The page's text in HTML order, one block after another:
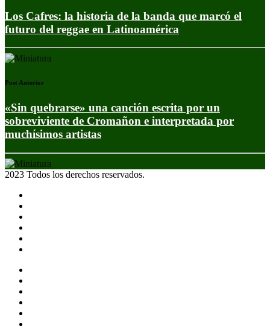
Los Cafres: la historia de la banda que marcó el
futuro del reggae en Latinoamérica
Post Anterior
«Sin quebrarse» una canción escrita por un
sobreviviente de Cromañon e interpretada por
muchísimos artistas
2023 Todos los derechos reservados.